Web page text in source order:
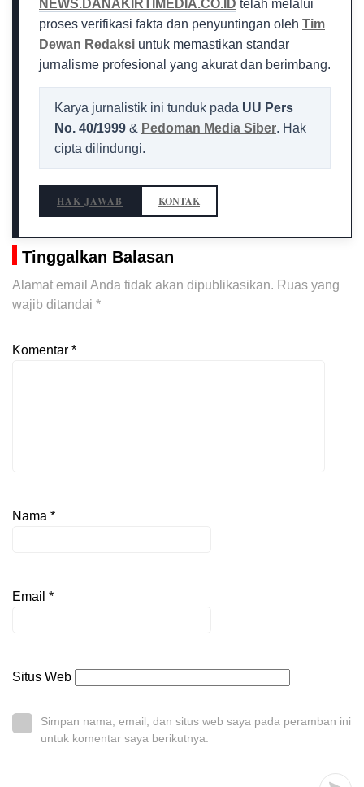
NEWS.DANAKIRTIMEDIA.CO.ID telah melalui
proses verifikasi fakta dan penyuntingan oleh Tim
Dewan Redaksi untuk memastikan standar
jurnalisme profesional yang akurat dan berimbang.
Karya jurnalistik ini tunduk pada UU Pers
No. 40/1999 & Pedoman Media Siber. Hak
cipta dilindungi.
HAK JAWAB KONTAK
Tinggalkan Balasan
Alamat email Anda tidak akan dipublikasikan. Ruas yang
wajib ditandai *
Komentar *
Nama *
Email *
Situs Web
Simpan nama, email, dan situs web saya pada peramban ini
untuk komentar saya berikutnya.